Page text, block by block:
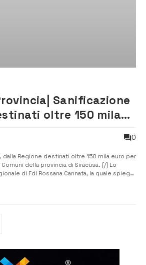
Sanificazione
oltre 150 mila
0
dalla Regione destinati oltre 150 mila euro per
della provincia di Siracusa. [/] Lo
di FdI Rossana Cannata, la quale spiega:
con un contributo proporzion...